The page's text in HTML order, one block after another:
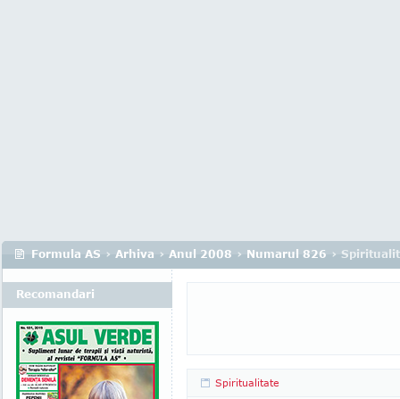
Formula AS › Arhiva › Anul 2008 › Numarul 826 ›
Spiritualitate
Recomandari